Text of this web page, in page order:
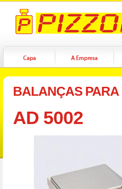
BALANÇAS
AD 5002